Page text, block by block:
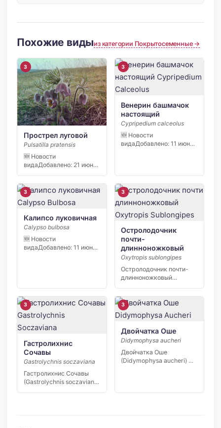
Похожие видыиз категории Покрытосеменные →
3
Прострел луговой
Pulsatilla pratensis
🆕 Новости
видаДобавлено: 21 июня
3
Венерин башмачок
настоящий
Cypripedium calceolus
🆕 Новости
видаДобавлено: 11 июня
3
Калипсо луковичная
Calypso bulbosa
🆕 Новости
видаДобавлено: 11 июня
3
Остролодочник
почти-
длинноножковый
Oxytropis sublongipes
Остролодочник почти-
длинноножковый
узколокальный эндемик
Якутии,…
3
Гастролихнис
Сочавы
Gastrolychnis soczaviana
Гастролихнис Сочавы
(Gastrolychnis soczaviana)
3
Двойчатка Оше
Didymophysa aucheri
Двойчатка Оше
(Didymophysa aucheri) —